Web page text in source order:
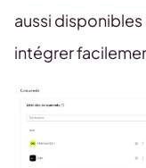
aussi
intégrer